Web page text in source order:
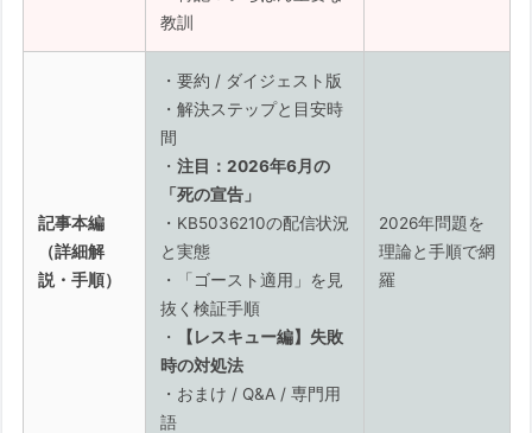
検証環境：2026年問題を「正攻法」
でクリアした（はずの）機材スペック
ステップ1：表面上のステータス（WU
履歴）
ステップ2：救急箱（WinRE）の世代
確認
ステップ3：物理的な「鍵」の存在
（PowerShell）
ステップ4：最終審判（署名期限の検
証）
【追記：2026/02/08】絶望的な「ね
じれ」を解く鍵？最新BIOSが緊急リリ
教訓
記事本編
（詳細解
説・手順）
・要約 / ダイジェスト版
・解決ステップと目安時
間
・ 注目：2026年6月の
「死の宣告」
・KB5036210の配信状況
と実態
・「ゴースト適用」を見
抜く検証手順
・
【レスキュー編】失敗
時の対処法
・おまけ / Q&A / 専門用
語
2026年問題を
理論と手順で網
羅